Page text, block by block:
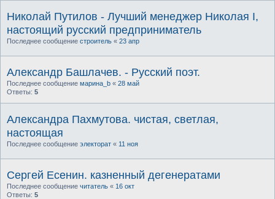
Николай Путилов - Лучший менеджер Николая I,
настоящий русский предприниматель
Последнее сообщение строитель « 23 апр
Александр Башлачев. - Русский поэт.
Последнее сообщение марина_b « 28 май
Ответы: 5
Александра Пахмутова. чистая, светлая,
настоящая
Последнее сообщение электорат « 11 ноя
Сергей Есенин. казненный дегенератами
Последнее сообщение читатель « 16 окт
Ответы: 5